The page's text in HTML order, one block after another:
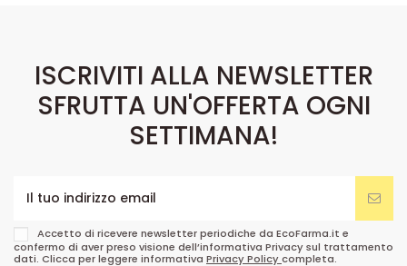
ISCRIVITI ALLA NEWSLETTER
SFRUTTA UN'OFFERTA OGNI
SETTIMANA!
Accetto di ricevere newsletter periodiche da EcoFarma.it e
confermo di aver preso visione dell’informativa Privacy sul trattamento
dati. Clicca per leggere informativa Privacy Policycompleta.